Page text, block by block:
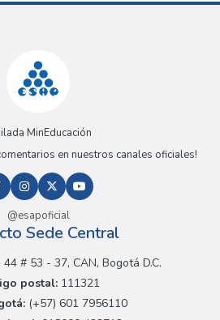
MinEducación
en nuestros canales oficiales!
@esapoficial
Sede Central
# 53 - 37, CAN, Bogotá D.C.
postal: 111321
(+57) 601 7956110